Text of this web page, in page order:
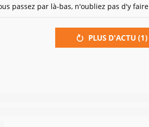
passez par là-bas, n'oubliez pas d'y
jeu vidéo gagne donc vraiment du
la veille qu'on verra cela à Roissy ou à
PLUS D'ACTU (1)